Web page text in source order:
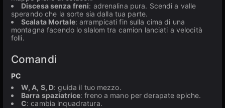
Discesa senza freni: adrenalina pura. Scendi a valle
sperando che la sorte sia dalla tua parte.
Scalata Mortale: arrampicati fin sulla cima di una
montagna facendo lo slalom tra camion lanciati a velocità
folli.
Comandi
PC
W, A, S, D: guida il tuo mezzo.
Barra spaziatrice: freno a mano per derapate epiche.
C: cambia inquadratura.